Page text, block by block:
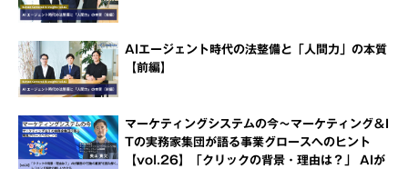
AIエージェント時代の法整備と「人間力」の本質
【前編】
マーケティングシステムの今～マーケティング＆I
Tの実務家集団が語る事業グロースへのヒント
【vol.26】「クリックの背景・理由は？」 AIが